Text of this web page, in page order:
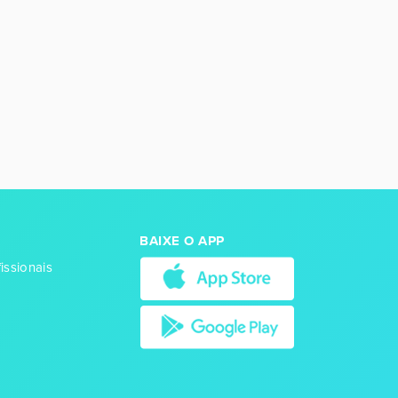
BAIXE O APP